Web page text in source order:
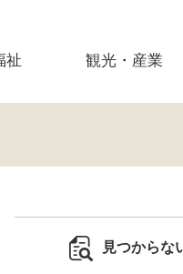
祉 観光・産業
見つからな